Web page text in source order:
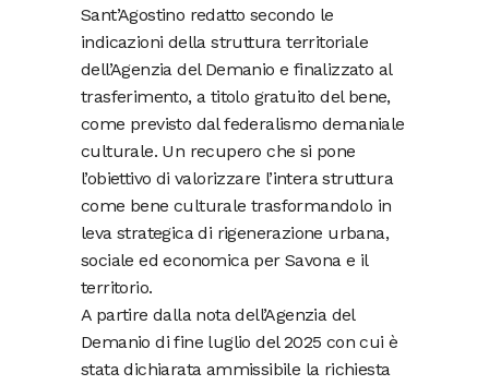
Sant’Agostino redatto secondo le
indicazioni della struttura territoriale
dell’Agenzia del Demanio e finalizzato al
trasferimento, a titolo gratuito del bene,
come previsto dal federalismo demaniale
culturale. Un recupero che si pone
l’obiettivo di valorizzare l’intera struttura
come bene culturale trasformandolo in
leva strategica di rigenerazione urbana,
sociale ed economica per Savona e il
territorio.
A partire dalla nota dell’Agenzia del
Demanio di fine luglio del 2025 con cui è
stata dichiarata ammissibile la richiesta